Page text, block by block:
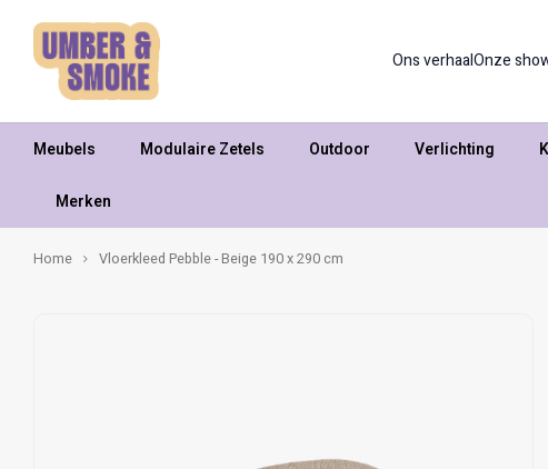
Ons verhaalOnze
Meubels Modulaire Zetels Outdoor Verlichting
Merken
Home Vloerkleed Pebble - Beige 190 x 290 cm